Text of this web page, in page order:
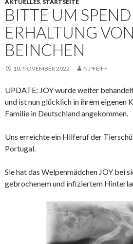
AKTUELLES, STARTSEITE
BITTE UM
ERHALTUNG
BEINCHEN
10. NOVEMBER 2022 N.PFEIFF
UPDATE: JOY wurde weiter
und ist nun glücklich in ihrem eigenen
Familie in Deutschland angekommen.
Uns erreichte ein Hilferuf der
Portugal.
Sie hat das Welpenmädchen JOY bei
gebrochenem und infiziertem